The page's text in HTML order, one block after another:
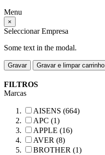
Menu
×
Seleccionar Empresa
Some text in the modal.
Gravar Gravar e limpar carrinho
FILTROS
Marcas
AISENS (664)
APC (1)
APPLE (16)
AVER (8)
BROTHER (1)